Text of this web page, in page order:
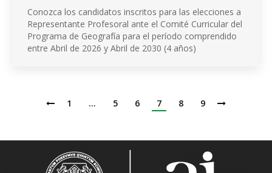
Conozca los candidatos inscritos para las elecciones a
Representante Profesoral ante el Comité Curricular del
Programa de Geografía para el período comprendido
entre Abril de 2026 y Abril de 2030 (4 años)
1 … 5 6 7 8 9